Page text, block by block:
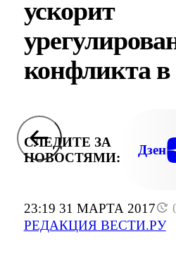
23:19 31 МАРТА 2017
РЕДАКЦИЯ ВЕСТИ.РУ
ускорит
конфликта
СЛЕДИТЕ ЗА
НОВОСТЯМИ:
Дзен